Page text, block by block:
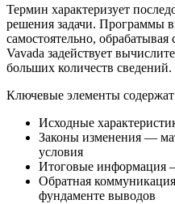
Термин характеризует
решения задачи. Программы
самостоятельно, обрабатывая
Vavada задействует
больших количеств сведений.
Ключевые элементы
Исходные
Законы изменения —
условия
Итоговые информация
Обратная
фундаменте выводов